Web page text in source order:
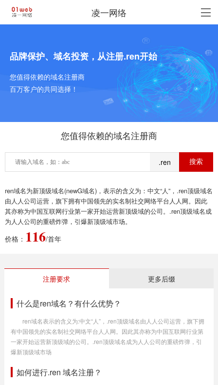
凌一网络
品牌保护、域名投资，从注册.ren开始
您值得依赖的域名注册商
百万客户的共同选择！
您值得依赖的域名注册商
.ren
ren域名为新顶级域名(newG域名)，表示的含义为：中文“人”，.ren顶级域名
由人人公司运营，旗下拥有中国领先的实名制社交网络平台人人网。因此
其亦称为中国互联网行业第一家开始运营新顶级域的公司。.ren顶级域名成
为人人公司的重磅炸弹，引爆新顶级域市场。
价格： 116/首年
注册要求 更多后缀
什么是ren域名？有什么优势？
ren域名表示的含义为:中文“人”，.ren顶级域名由人人公司运营，旗下拥
有中国领先的实名制社交网络平台人人网。因此其亦称为中国互联网行业第
一家开始运营新顶级域的公司。.ren顶级域名成为人人公司的重磅炸弹，引
爆新顶级域市场
如何进行.ren 域名注册？